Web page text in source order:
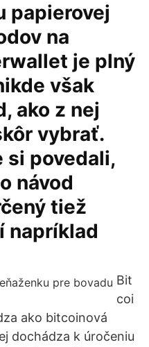
papierovej
na
je plný
však
ako z nej
vybrať.
si povedali,
návod
tiež
napríklad
Bit
coi
ako bitcoinová
dochádza k úročeniu